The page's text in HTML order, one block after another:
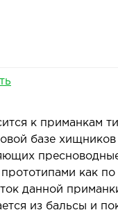
к приманкам
базе
как
данной
из бальсы и